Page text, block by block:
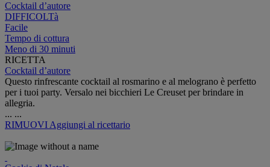
Cocktail d’autore
DIFFICOLTà
Facile
Tempo di cottura
Meno di 30 minuti
RICETTA
Cocktail d’autore
Questo rinfrescante cocktail al rosmarino e al melograno è perfetto
per i tuoi party. Versalo nei bicchieri Le Creuset per brindare in
allegria.
... ...
RIMUOVI Aggiungi al ricettario